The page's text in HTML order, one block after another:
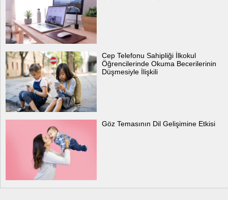
Cep Telefonu Sahipliği İlkokul
Öğrencilerinde Okuma Becerilerinin
Düşmesiyle İlişkili
Göz Temasının Dil Gelişimine Etkisi